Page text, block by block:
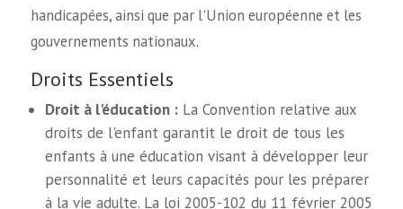
handicapées, ainsi que par l'Union européenne et les
gouvernements nationaux.
Droits Essentiels
Droit à l'éducation : La Convention relative aux
droits de l'enfant garantit le droit de tous les
enfants à une éducation visant à développer leur
personnalité et leurs capacités pour les préparer
à la vie adulte. La loi 2005-102 du 11 février 2005